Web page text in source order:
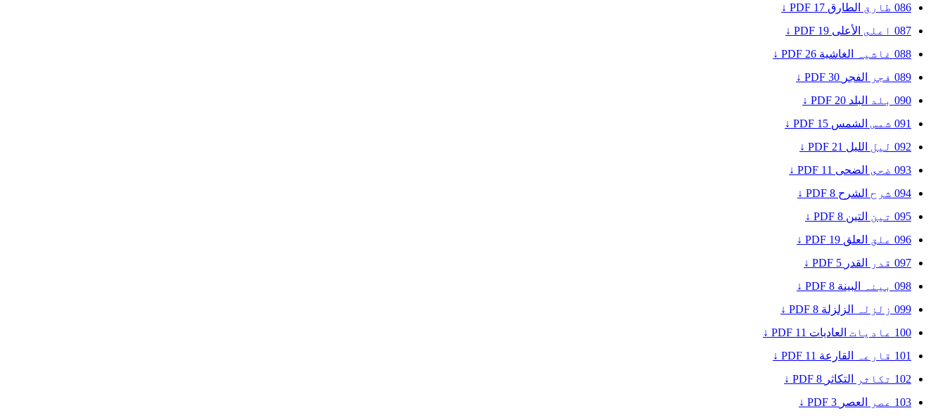
086 طارق الطارق 17
PDF ↓
087 اعلى الأعلى 19
PDF ↓
088 غاشیہ الغاشية 26
PDF ↓
089 فجر الفجر 30
PDF ↓
090 بلد البلد 20
PDF ↓
091 شمس الشمس 15
PDF ↓
092 لیل الليل 21
PDF ↓
093 ضحى الضحى 11
PDF ↓
094 شرح الشرح 8
PDF ↓
095 تین التين 8
PDF ↓
096 علق العلق 19
PDF ↓
097 قدر القدر 5
PDF ↓
098 بینہ البينة 8
PDF ↓
099 زلزلہ الزلزلة 8
PDF ↓
100 عادیات العاديات 11
PDF ↓
101 قارعہ القارعة 11
PDF ↓
102 تکاثر التكاثر 8
PDF ↓
103 عصر العصر 3
PDF ↓